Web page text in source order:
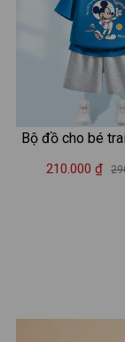
Bộ đồ cho bé
2025 - Quần áo
210.000 ₫